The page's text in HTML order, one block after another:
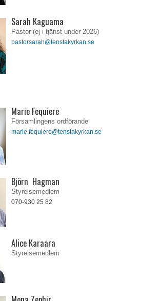
Sarah Kaguama
Pastor (ej i tjänst under 2026)
pastorsarah@tenstakyrkan.se
Marie Fequiere
Församlingens ordförande
marie.fequiere@tenstakyrkan.se
Björn Hagman
Styrelsemedlem
070-930 25 82
Alice Karaara
Styrelsemedlem